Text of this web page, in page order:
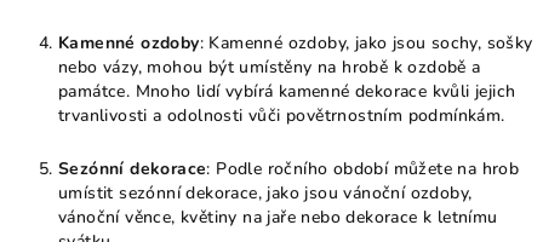
Kamenné ozdoby: Kamenné ozdoby, jako jsou sochy, sošky
nebo vázy, mohou být umístěny na hrobě k ozdobě a
památce. Mnoho lidí vybírá kamenné dekorace kvůli jejich
trvanlivosti a odolnosti vůči povětrnostním podmínkám.
Sezónní dekorace: Podle ročního období můžete na hrob
umístit sezónní dekorace, jako jsou vánoční ozdoby,
vánoční věnce, květiny na jaře nebo dekorace k letnímu